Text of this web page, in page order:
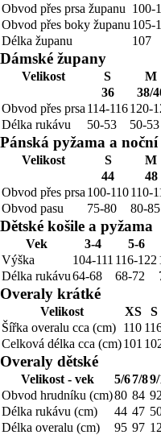
Obvod přes prsa županu 100-
Obvod přes boky županu 105-
Délka županu
107
Dámské župany
Velikost S M
36
38/
Obvod přes prsa 114-116120-
Délka rukávu
50-53 50-53
Pánská pyžama a noční
Velikost S M
44
48
Obvod přes prsa 100-110110-
Obvod pasu
75-80 80-85
Dětské košile a pyžama
Vek 3-4 5-6
Výška
104-111 116-122
Délka rukávu64-68 68-72
Overaly krátké
Velikost XS S
Šířka overalu cca (cm) 110
Celková délka cca (cm)101
Overaly dětské
Velikost - vek 5/67/8
Obvod hrudníku (cm)80 84 92
Délka rukávu (cm)
44 47
Délka overalu (cm)
95 97